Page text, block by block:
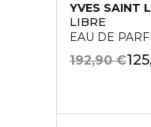
YVES SAINT
LIBRE
EAU DE
192,90 €